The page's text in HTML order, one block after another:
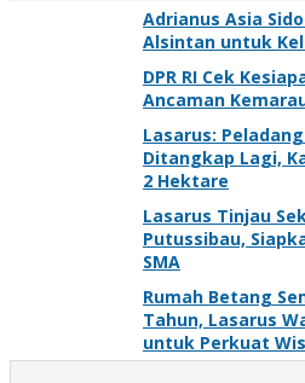
Adrianus Asia
Alsintan untuk
DPR RI Cek
Ancaman
Lasarus:
Ditangkap Lagi,
2 Hektare
Lasarus Tinjau
Putussibau,
SMA
Rumah Betang
Tahun, Lasarus
untuk Perkuat